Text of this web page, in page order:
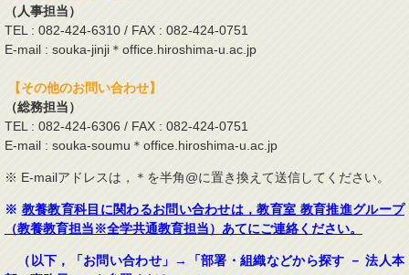
（人事担当）
TEL : 082-424-6310 / FAX : 082-424-0751
E-mail : souka-jinji＊office.hiroshima-u.ac.jp
【その他のお問い合わせ】
（総務担当）
TEL : 082-424-6306 / FAX : 082-424-0751
E-mail : souka-soumu＊office.hiroshima-u.ac.jp
※ E-mailアドレスは，＊を半角@に置き換えて送信してください。
※ 教養教育科目に関わるお問い合わせは，教育室 教育推進グループ
（教養教育担当※全学共通教育担当）あてにご連絡ください。
（以下，「お問い合わせ」→「部署・組織などから探す － 法人本